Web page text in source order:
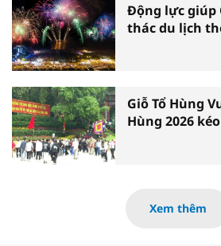
Động lực giúp
thác du lịch
Giỗ Tổ Hùng
Hùng 2026
Xem thêm